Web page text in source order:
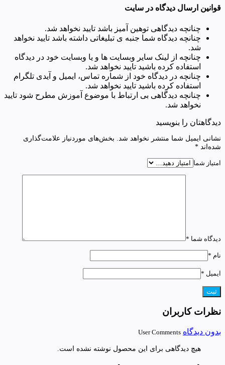
قوانین ارسال دیدگاه در سایت
چنانچه دیدگاهی توهین آمیز باشد تایید نخواهد شد.
چنانچه دیدگاه شما جنبه ی تبلیغاتی داشته باشد تایید نخواهد
شد.
چنانچه از لینک سایر وبسایت ها و یا وبسایت خود در دیدگاه
استفاده کرده باشید تایید نخواهد شد.
چنانچه در دیدگاه خود از شماره تماس، ایمیل و آیدی تلگرام
استفاده کرده باشید تایید نخواهد شد.
چنانچه دیدگاهی بی ارتباط با موضوع آموزش مطرح شود تایید
نخواهد شد.
دیدگاهتان را بنویسید
نشانی ایمیل شما منتشر نخواهد شد.
بخش‌های موردنیاز علامت‌گذاری
شده‌اند *
امتیاز شما
دیدگاه شما *
نام *
ایمیل *
نظرات کاربران
بدون دیدگاه User Comments
هیچ دیدگاهی برای این محصول نوشته نشده است.